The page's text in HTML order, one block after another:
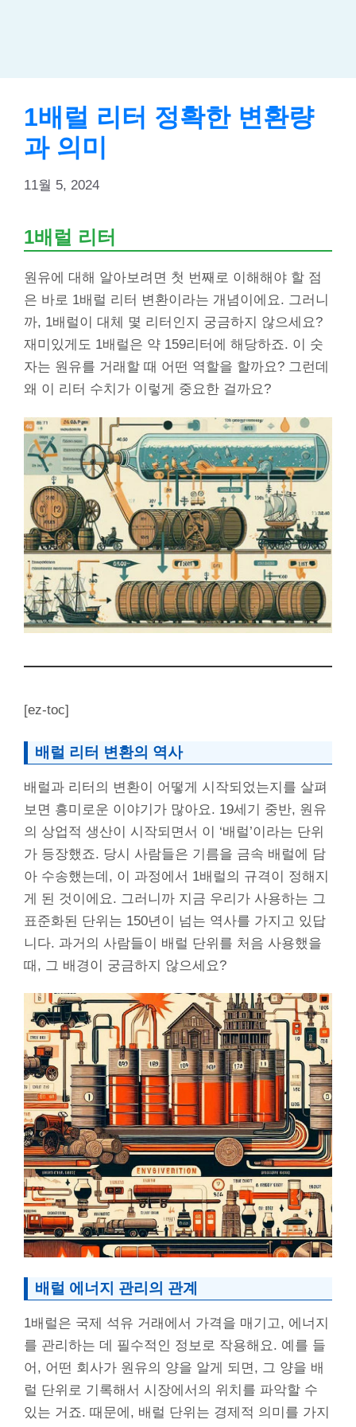
1배럴 리터 정확한 변환량
과 의미
11월 5, 2024
1배럴 리터
원유에 대해 알아보려면 첫 번째로 이해해야 할 점
은 바로 1배럴 리터 변환이라는 개념이에요. 그러니
까, 1배럴이 대체 몇 리터인지 궁금하지 않으세요?
재미있게도 1배럴은 약 159리터에 해당하죠. 이 숫
자는 원유를 거래할 때 어떤 역할을 할까요? 그런데
왜 이 리터 수치가 이렇게 중요한 걸까요?
[ez-toc]
배럴 리터 변환의 역사
배럴과 리터의 변환이 어떻게 시작되었는지를 살펴
보면 흥미로운 이야기가 많아요. 19세기 중반, 원유
의 상업적 생산이 시작되면서 이 ‘배럴’이라는 단위
가 등장했죠. 당시 사람들은 기름을 금속 배럴에 담
아 수송했는데, 이 과정에서 1배럴의 규격이 정해지
게 된 것이에요. 그러니까 지금 우리가 사용하는 그
표준화된 단위는 150년이 넘는 역사를 가지고 있답
니다. 과거의 사람들이 배럴 단위를 처음 사용했을
때, 그 배경이 궁금하지 않으세요?
배럴 에너지 관리의 관계
1배럴은 국제 석유 거래에서 가격을 매기고, 에너지
를 관리하는 데 필수적인 정보로 작용해요. 예를 들
어, 어떤 회사가 원유의 양을 알게 되면, 그 양을 배
럴 단위로 기록해서 시장에서의 위치를 파악할 수
있는 거죠. 때문에, 배럴 단위는 경제적 의미를 가지